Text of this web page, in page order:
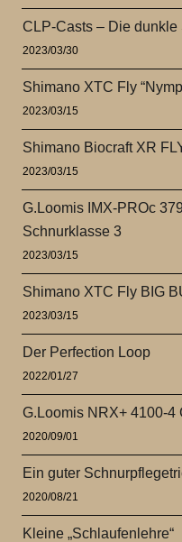
CLP-Casts – Die dunkle
2023/03/30
Shimano XTC Fly
2023/03/15
Shimano Biocraft XR
2023/03/15
G.Loomis IMX-PROc
Schnurklasse 3
2023/03/15
Shimano XTC Fly BIG
2023/03/15
Der Perfection Loop
2022/01/27
G.Loomis NRX+ 4100-4
2020/09/01
Ein guter
2020/08/21
Kleine „Schlaufenlehre“